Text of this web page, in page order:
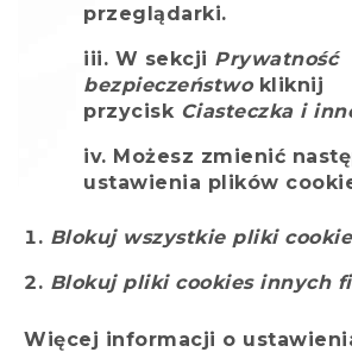
przeglądarki.
W sekcji Prywatność
bezpieczeństwokliknij
przycisk Ciasteczka i
Możesz zmienić
ustawienia plików
Blokuj wszystkie pliki
Blokuj pliki cookies innych
Więcej informacji o